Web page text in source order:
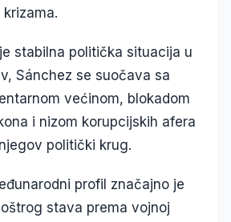
stabilna politička situacija u
Sánchez se suočava sa
većinom, blokadom
i nizom korupcijskih afera
politički krug.
profil značajno je
stava prema vojnoj